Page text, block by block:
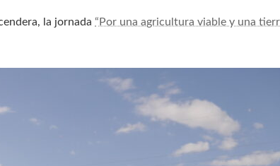
la jornada “Por una agricultura viable y una